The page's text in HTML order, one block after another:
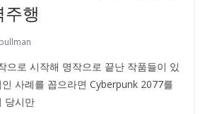
행
pullman
으로 시작해 명작으로 끝난 작품들이 있
사례를 꼽으라면 Cyberpunk 2077를
당시만